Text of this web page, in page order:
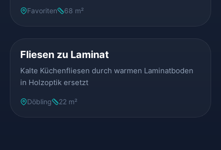
Favoriten 68 m²
Fliesen zu Laminat
Kalte Küchenfliesen durch warmen Laminatboden
in Holzoptik ersetzt
Döbling 22 m²